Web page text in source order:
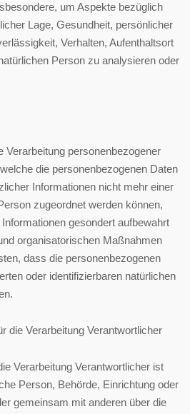
um Aspekte bezüglich
Lage, Gesundheit, persönlicher
Verhalten, Aufenthaltsort
Person zu analysieren oder
Verarbeitung personenbezogener
die personenbezogenen Daten
Informationen nicht mehr einer
zugeordnet werden können,
gesondert aufbewahrt
organisatorischen Maßnahmen
dass die personenbezogenen
oder identifizierbaren natürlichen
die Verarbeitung Verantwortlicher
Verarbeitung Verantwortlicher ist
Person, Behörde, Einrichtung oder
gemeinsam mit anderen über die